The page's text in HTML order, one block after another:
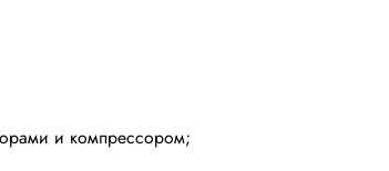
и компрессором;